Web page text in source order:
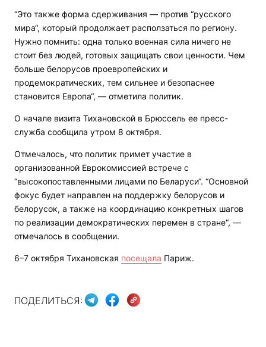
“Это также форма сдерживания — против “русского
мира“, который продолжает расползаться по региону.
Нужно помнить: одна только военная сила ничего не
стоит без людей, готовых защищать свои ценности. Чем
больше белорусов проевропейских и
продемократических, тем сильнее и безопаснее
становится Европа“, — отметила политик.
О начале визита Тихановской в Брюссель ее пресс-
служба сообщила утром 8 октября.
Отмечалось, что политик примет участие в
организованной Еврокомиссией встрече с
“высокопоставленными лицами по Беларуси“. “Основной
фокус будет направлен на поддержку белорусов и
белорусок, а также на координацию конкретных шагов
по реализации демократических перемен в стране“, —
отмечалось в сообщении.
6–7 октября Тихановская посещала Париж.
ПОДЕЛИТЬСЯ: